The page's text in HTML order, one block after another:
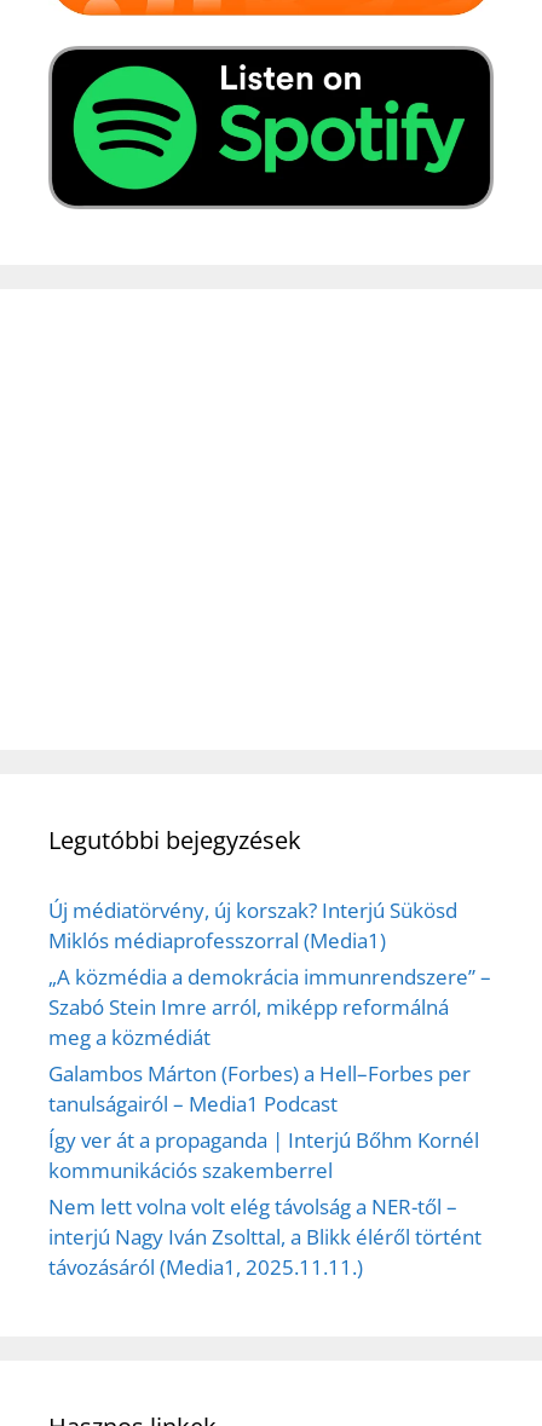
Legutóbbi bejegyzések
Új médiatörvény, új korszak? Interjú Sükösd
Miklós médiaprofesszorral (Media1)
„A közmédia a demokrácia immunrendszere” –
Szabó Stein Imre arról, miképp reformálná
meg a közmédiát
Galambos Márton (Forbes) a Hell–Forbes per
tanulságairól – Media1 Podcast
Így ver át a propaganda | Interjú Bőhm Kornél
kommunikációs szakemberrel
Nem lett volna volt elég távolság a NER-től –
interjú Nagy Iván Zsolttal, a Blikk éléről történt
távozásáról (Media1, 2025.11.11.)